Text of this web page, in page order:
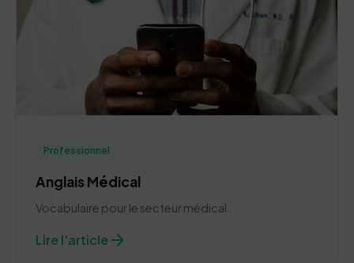
Professionnel
Anglais Médical
Vocabulaire pour le secteur médical.
Lire l'articlearrow_forward